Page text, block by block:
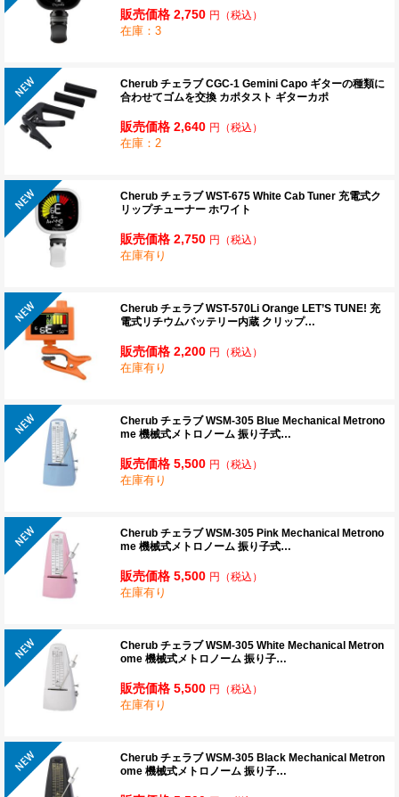
販売価格 2,750 円 （税込）
在庫：3
Cherub チェラブ CGC-1 Gemini Capo ギターの種類に
合わせてゴムを交換 カポタスト ギターカポ
販売価格 2,640 円 （税込）
在庫：2
Cherub チェラブ WST-675 White Cab Tuner 充電式ク
リップチューナー ホワイト
販売価格 2,750 円 （税込）
在庫有り
Cherub チェラブ WST-570Li Orange LET’S TUNE! 充
電式リチウムバッテリー内蔵 クリップ…
販売価格 2,200 円 （税込）
在庫有り
Cherub チェラブ WSM-305 Blue Mechanical Metrono
me 機械式メトロノーム 振り子式…
販売価格 5,500 円 （税込）
在庫有り
Cherub チェラブ WSM-305 Pink Mechanical Metrono
me 機械式メトロノーム 振り子式…
販売価格 5,500 円 （税込）
在庫有り
Cherub チェラブ WSM-305 White Mechanical Metron
ome 機械式メトロノーム 振り子…
販売価格 5,500 円 （税込）
在庫有り
Cherub チェラブ WSM-305 Black Mechanical Metron
ome 機械式メトロノーム 振り子…